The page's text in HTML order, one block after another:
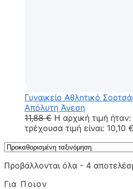
Γυναικείο Αθλητικό
Απόλυτη Άνεση
11,88€ Η αρχική τιμή
τρέχουσα τιμή είναι: 10,10
Προβάλλονται όλα - 4
Για Ποιον